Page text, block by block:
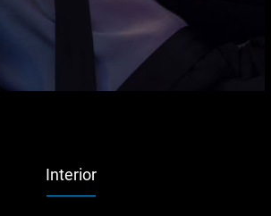
Interior